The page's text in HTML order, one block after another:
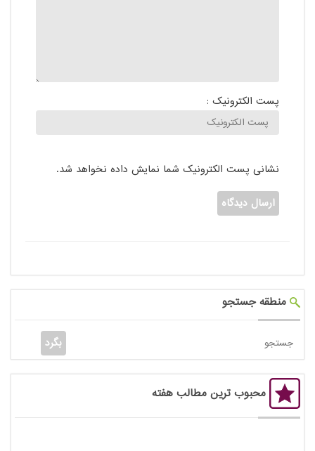
پست الکترونیک :
نشانی پست الکترونیک شما نمایش داده نخواهد شد.
منطقه جستجو
محبوب ترین مطالب هفته